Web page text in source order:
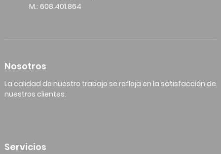
M.: 608.401.864
Nosotros
La calidad de nuestro trabajo se refleja en la satisfacción de
nuestros clientes.
Servicios